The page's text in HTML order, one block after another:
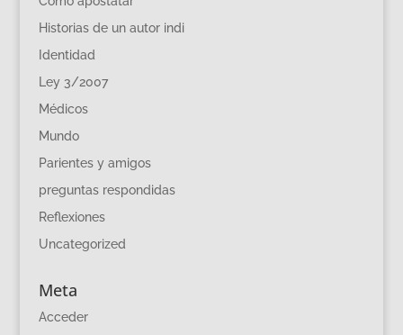
Historias de un autor indi
Identidad
Ley 3/2007
Médicos
Mundo
Parientes y amigos
preguntas respondidas
Reflexiones
Uncategorized
Meta
Acceder